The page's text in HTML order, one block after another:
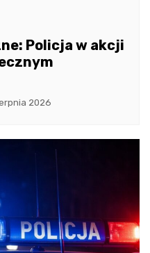
Policja w akcji
2026